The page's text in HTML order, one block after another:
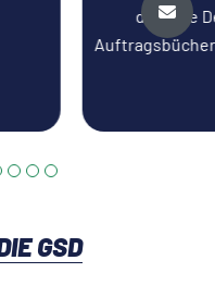
kontinuierlich volle
sicheren und stabilen
GSD